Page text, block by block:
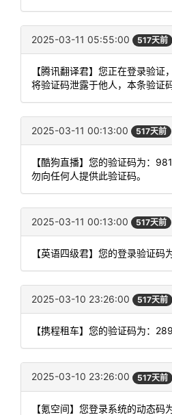
2025-03-11 05:55:00 517天前
【腾讯翻译君】您正在登录验
将验证码泄露于他人，本条验证
2025-03-11 00:13:00 517天前
【酷狗直播】您的验证码为：
勿向任何人提供此验证码。
2025-03-11 00:13:00 517天前
【英语四级君】您的登录验证码
2025-03-10 23:26:00 517天前
【携程租车】您的验证码为：
2025-03-10 23:26:00 517天前
【氪空间】您登录系统的动态